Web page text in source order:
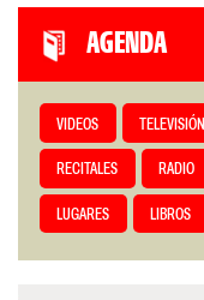
AGENDA
VIDEOS TELEVISIÓN
RECITALES RADIO
LUGARES LIBROS